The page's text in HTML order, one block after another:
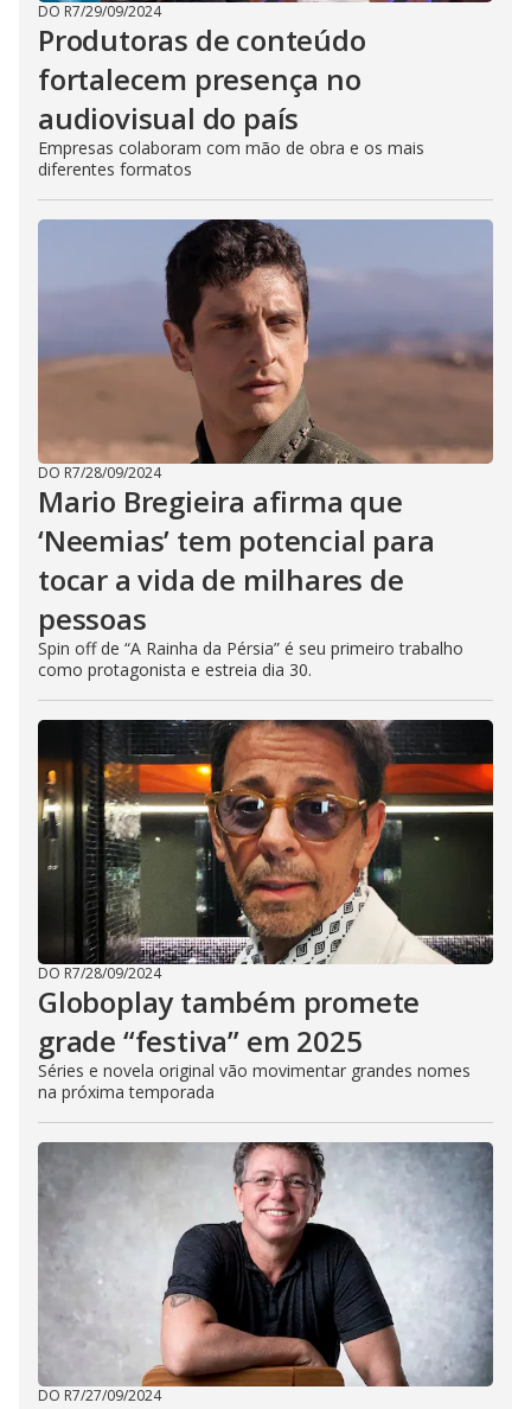
DO R7/29/09/2024
Produtoras de conteúdo
fortalecem presença no
audiovisual do país
Empresas colaboram com mão de obra e os mais
diferentes formatos
DO R7/28/09/2024
Mario Bregieira afirma que
‘Neemias’ tem potencial para
tocar a vida de milhares de
pessoas
Spin off de “A Rainha da Pérsia” é seu primeiro trabalho
como protagonista e estreia dia 30.
DO R7/28/09/2024
Globoplay também promete
grade “festiva” em 2025
Séries e novela original vão movimentar grandes nomes
na próxima temporada
DO R7/27/09/2024